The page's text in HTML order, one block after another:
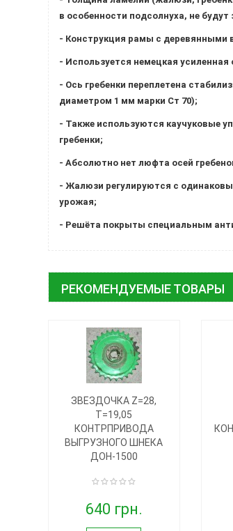
в особенности подсолнуха, не
- Конструкция рамы с деревянными
- Используется немецкая
- Ось гребенки переплетена
диаметром 1 мм марки Ст 70);
- Также используются каучуковые
гребенки;
- Абсолютно нет люфта осей
- Жалюзи регулируются с
урожая;
- Решёта покрыты специальным
РЕКОМЕНДУЕМЫЕ ТОВАРЫ
ЗВЕЗДОЧКА Z=28,
T=19,05
КОНТРПРИВОДА
ВЫГРУЗНОГО ШНЕКА
ДОН-1500
640 грн.